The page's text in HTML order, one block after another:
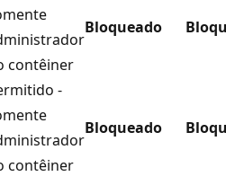
contêiner
Bloqueado
-
contêiner
Bloqueado